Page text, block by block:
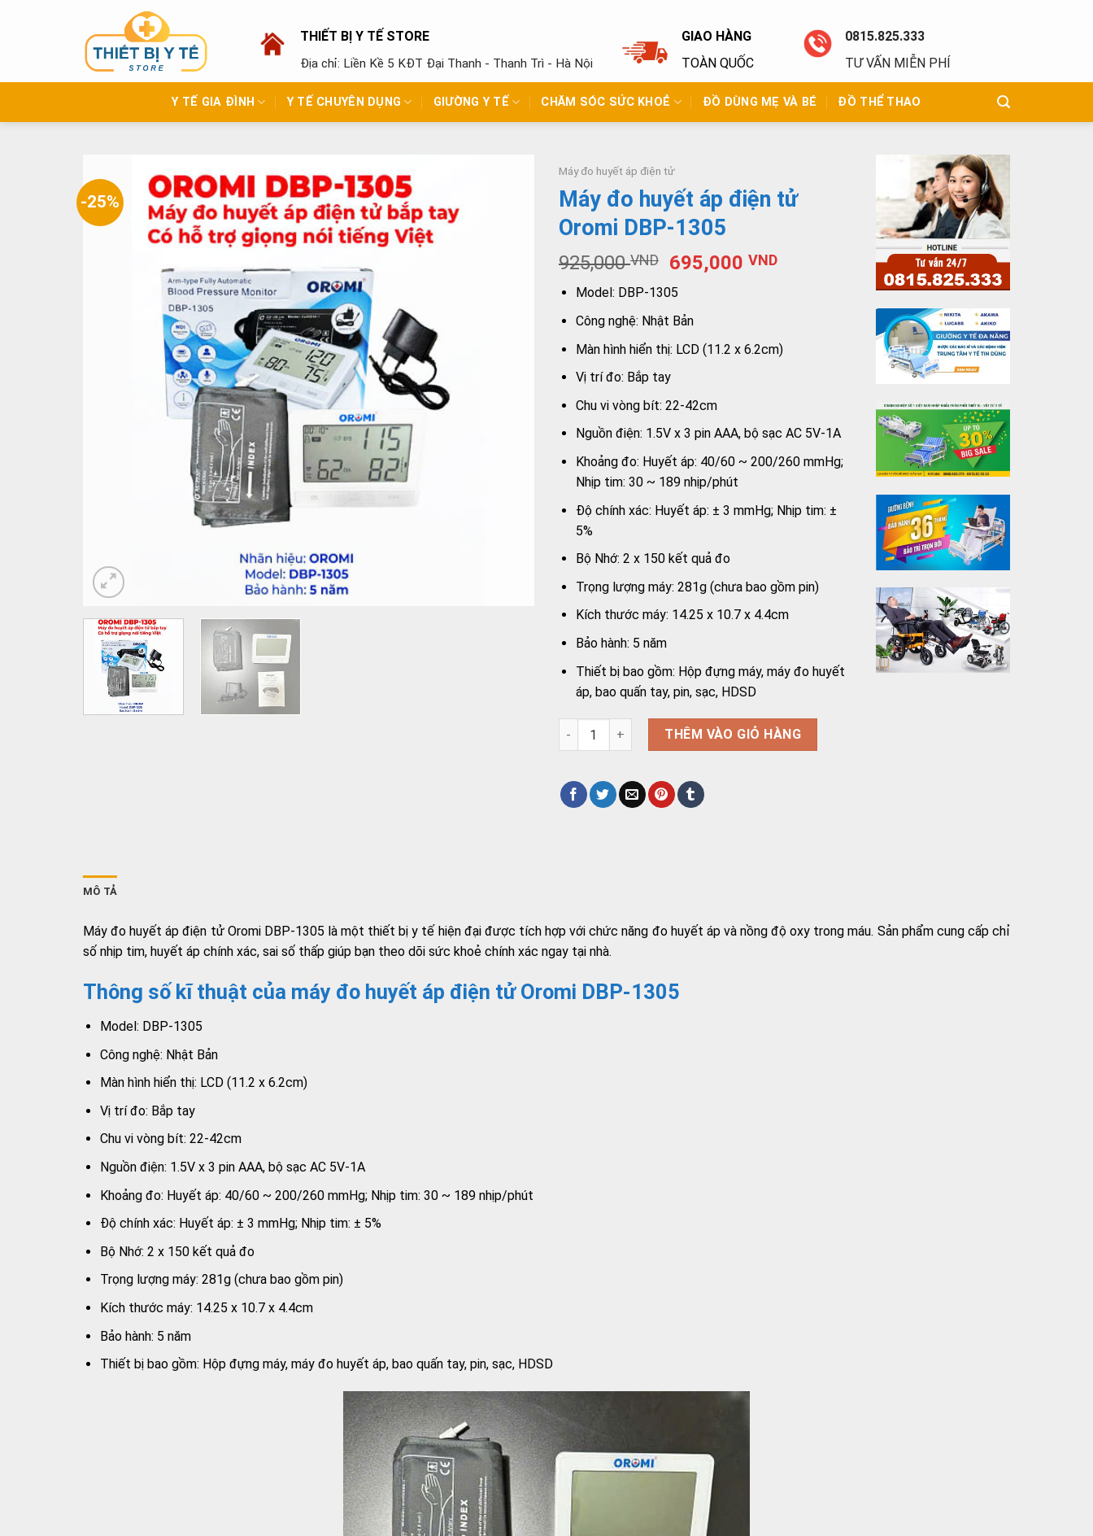
THIẾT BỊ Y TẾ STORE
Địa chỉ: Liền Kề 5 KĐT Đại Thanh - Thanh Trì - Hà Nội
GIAO HÀNG
TOÀN QUỐC
0815.825.333
TƯ VẤN MIỄN PHÍ
Y TẾ GIA ĐÌNH Y TẾ CHUYÊN DỤNG GIƯỜNG Y TẾ CHĂM SÓC SỨC KHOẺ ĐỒ DÙNG MẸ VÀ BÉ ĐỒ THỂ THAO
-25%
Máy đo huyết áp điện tử
Máy đo huyết áp điện tử
Oromi DBP-1305
925,000VND 695,000VND
Model: DBP-1305
Công nghệ: Nhật Bản
Màn hình hiển thị: LCD (11.2 x 6.2cm)
Vị trí đo: Bắp tay
Chu vi vòng bít: 22-42cm
Nguồn điện: 1.5V x 3 pin AAA, bộ sạc AC 5V-1A
Khoảng đo: Huyết áp: 40/60 ~ 200/260 mmHg;
Nhịp tim: 30 ~ 189 nhịp/phút
Độ chính xác: Huyết áp: ± 3 mmHg; Nhịp tim: ±
5%
Bộ Nhớ: 2 x 150 kết quả đo
Trọng lượng máy: 281g (chưa bao gồm pin)
Kích thước máy: 14.25 x 10.7 x 4.4cm
Bảo hành: 5 năm
Thiết bị bao gồm: Hộp đựng máy, máy đo huyết
áp, bao quấn tay, pin, sạc, HDSD
Máy đo huyết áp điện tử Oromi DBP-1305 số lượng
THÊM VÀO GIỎ HÀNG
MÔ TẢ
Máy đo huyết áp điện tử Oromi DBP-1305 là một thiết bị y tế hiện đại được tích hợp với chức năng đo huyết áp và nồng độ oxy trong máu. Sản phẩm cung cấp chỉ
số nhịp tim, huyết áp chính xác, sai số thấp giúp bạn theo dõi sức khoẻ chính xác ngay tại nhà.
Thông số kĩ thuật của máy đo huyết áp điện tử Oromi DBP-1305
Model: DBP-1305
Công nghệ: Nhật Bản
Màn hình hiển thị: LCD (11.2 x 6.2cm)
Vị trí đo: Bắp tay
Chu vi vòng bít: 22-42cm
Nguồn điện: 1.5V x 3 pin AAA, bộ sạc AC 5V-1A
Khoảng đo: Huyết áp: 40/60 ~ 200/260 mmHg; Nhịp tim: 30 ~ 189 nhịp/phút
Độ chính xác: Huyết áp: ± 3 mmHg; Nhịp tim: ± 5%
Bộ Nhớ: 2 x 150 kết quả đo
Trọng lượng máy: 281g (chưa bao gồm pin)
Kích thước máy: 14.25 x 10.7 x 4.4cm
Bảo hành: 5 năm
Thiết bị bao gồm: Hộp đựng máy, máy đo huyết áp, bao quấn tay, pin, sạc, HDSD